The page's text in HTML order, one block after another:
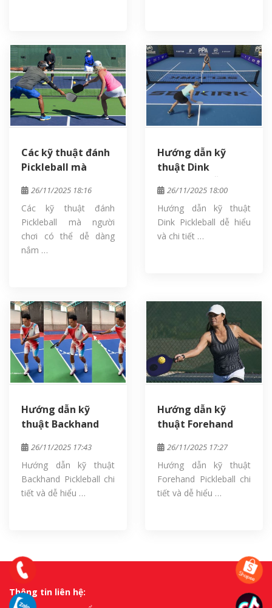
Các kỹ thuật đánh
Pickleball mà
dễ dàng nắm vững
26/11/2025 18:16
Các kỹ thuật đánh
Pickleball mà người
chơi có thể dễ dàng
nắm …
Hướng dẫn kỹ
thuật Dink
và chi tiết nhất
26/11/2025 18:00
Hướng dẫn kỹ thuật
Dink Pickleball dễ hiểu
và chi tiết …
Hướng dẫn kỹ
thuật Backhand
và dễ hiểu nhất
26/11/2025 17:43
Hướng dẫn kỹ thuật
Backhand Pickleball chi
tiết và dễ hiểu …
Hướng dẫn kỹ
thuật Forehand
và dễ hiểu nhất
26/11/2025 17:27
Hướng dẫn kỹ thuật
Forehand Pickleball chi
tiết và dễ hiểu …
Thông tin liên hệ: